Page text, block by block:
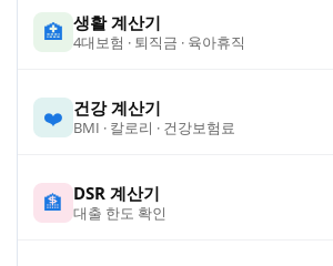
🏥 생활 계산기
4대보험 · 퇴직금 · 육아휴직
❤️ 건강 계산기
BMI · 칼로리 · 건강보험료
🏦 DSR 계산기
대출 한도 확인